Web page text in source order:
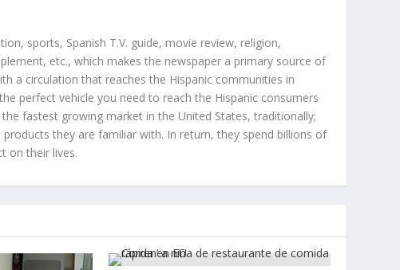
sports, Spanish T.V. guide, movie review, religion,
etc., which makes the newspaper a primary source of
a circulation that reaches the Hispanic communities in
perfect vehicle you need to reach the Hispanic consumers
fastest growing market in the United States, traditionally;
they are familiar with. In return, they spend billions of
on their lives.